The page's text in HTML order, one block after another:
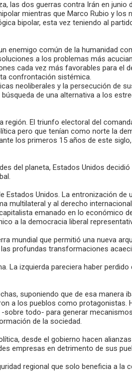
las dos guerras contra Irán en junio
mientras que Marco Rubio y los
bipolar, esta vez teniendo al
enemigo común de la humanidad
a los problemas más
cada vez más favorables para el
confrontación sistémica.
neoliberales y la persecución de
de una alternativa a los
El triunfo electoral del
pero que tenían como norte la
los primeros 15 años de este
del planeta, Estados Unidos
Unidos. La entronización de
multilateral y al derecho
emanado en lo económico
a la democracia liberal
mundial que permitió una nueva
profundas transformaciones
La izquierda pareciera haber
suponiendo que de esa manera
a los pueblos como protagonistas.
todo- para generar
de la sociedad.
desde el gobierno hacen
empresas en detrimento de sus
regional que solo beneficia a la